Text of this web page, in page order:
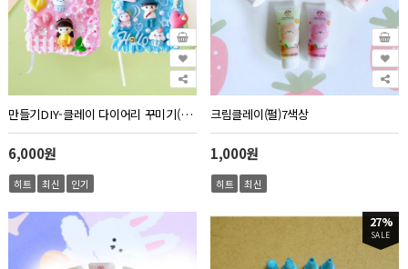
만들기DIY-클레이 다이어리 꾸미기(2종)
6,000원
히트 최신 인기
크림클레이(펄)7색상
1,000원
히트 최신
27%
SALE